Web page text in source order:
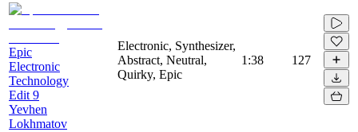
Epic
Electronic
Technology
Edit 9
Yevhen
Lokhmatov
Electronic, Synthesizer,
Abstract, Neutral,
Quirky, Epic
1:38 127